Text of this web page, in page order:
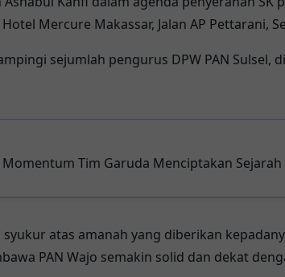
Mercure Makassar, Jalan AP Pettarani,
sejumlah pengurus DPW PAN Sulsel,
Tim Garuda Menciptakan Sejarah
atas amanah yang diberikan
PAN Wajo semakin solid dan dekat